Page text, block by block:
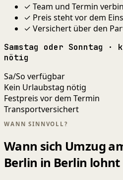
✓ Team und Termin
✓ Preis steht vor dem
✓ Versichert über den
Samstag oder Sonntag ·
nötig
Sa/So verfügbar
Kein Urlaubstag nötig
Festpreis vor dem Termin
Transportversichert
WANN SINNVOLL?
Wann sich Umzug
Berlin in Berlin lohnt